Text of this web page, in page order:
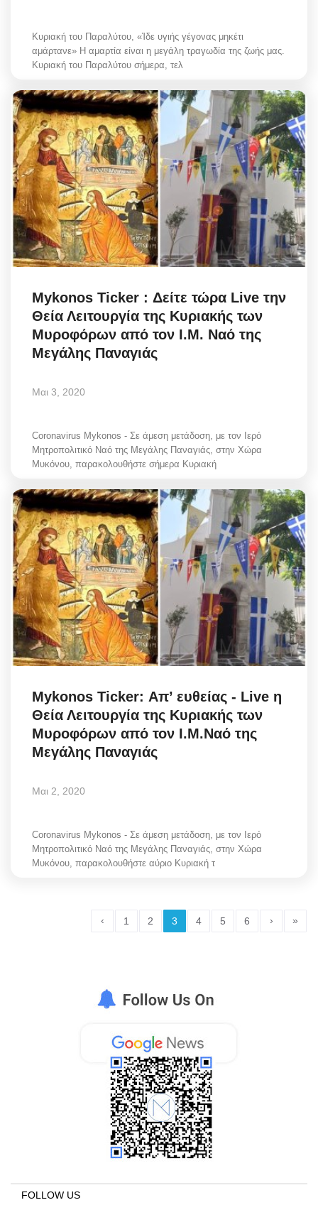
Κυριακή του Παραλύτου, «Ίδε υγιής γέγονας μηκέτι
αμάρτανε» Η αμαρτία είναι η μεγάλη τραγωδία της ζωής μας.
Κυριακή του Παραλύτου σήμερα, τελ
Mykonos Ticker : Δείτε τώρα Live την
Θεία Λειτουργία της Κυριακής των
Μυροφόρων από τον Ι.Μ. Ναό της
Μεγάλης Παναγιάς
Μαι 3, 2020
Coronavirus Mykonos - Σε άμεση μετάδοση, με τον Ιερό
Μητροπολιτικό Ναό της Μεγάλης Παναγιάς, στην Χώρα
Μυκόνου, παρακολουθήστε σήμερα Κυριακή
Mykonos Ticker: Απ’ ευθείας - Live η
Θεία Λειτουργία της Κυριακής των
Μυροφόρων από τον Ι.Μ.Ναό της
Μεγάλης Παναγιάς
Μαι 2, 2020
Coronavirus Mykonos - Σε άμεση μετάδοση, με τον Ιερό
Μητροπολιτικό Ναό της Μεγάλης Παναγιάς, στην Χώρα
Μυκόνου, παρακολουθήστε αύριο Κυριακή τ
‹ 1 2 3 4 5 6 › »
FOLLOW US